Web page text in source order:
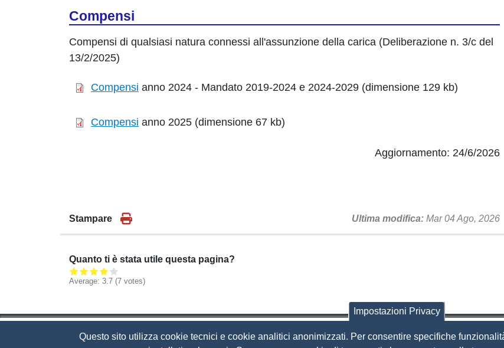
Compensi
Compensi di qualsiasi natura connessi all'assunzione della carica (Deliberazione n. 3/c del
13/2/2025)
Compensi anno 2024 - Mandato 2019-2024 e 2024-2029 (dimensione 129 kb)
Compensi anno 2025 (dimensione 67 kb)
Aggiornamento: 24/6/2026
Stampare Ultima modifica Mar 04 Ago, 2026
Quanto ti è stata utile questa pagina?
Average: 3.7 (7 votes)
Camera di Commercio di Brescia
Impostazioni Privacy
Questo sito utilizza cookie tecnici e cookie analitici anonimizzati. Per consentire specifiche